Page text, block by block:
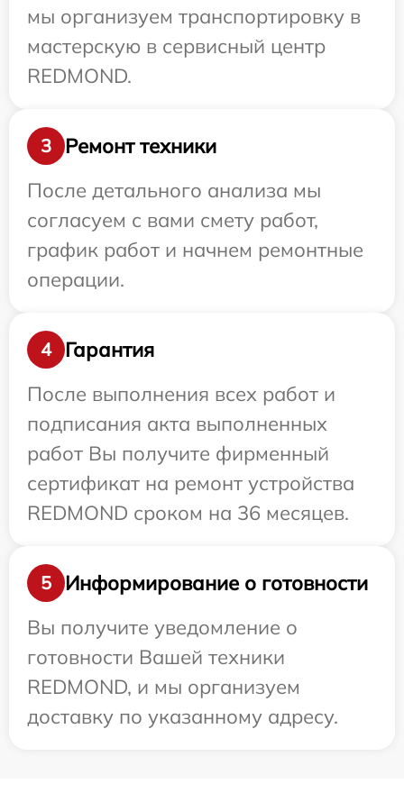
мы организуем транспортировку в
мастерскую в сервисный центр
REDMOND.
3
Ремонт техники
После детального анализа мы
согласуем с вами смету работ,
график работ и начнем ремонтные
операции.
4
Гарантия
После выполнения всех работ и
подписания акта выполненных
работ Вы получите фирменный
сертификат на ремонт устройства
REDMOND сроком на 36 месяцев.
5
Информирование о готовности
Вы получите уведомление о
готовности Вашей техники
REDMOND, и мы организуем
доставку по указанному адресу.